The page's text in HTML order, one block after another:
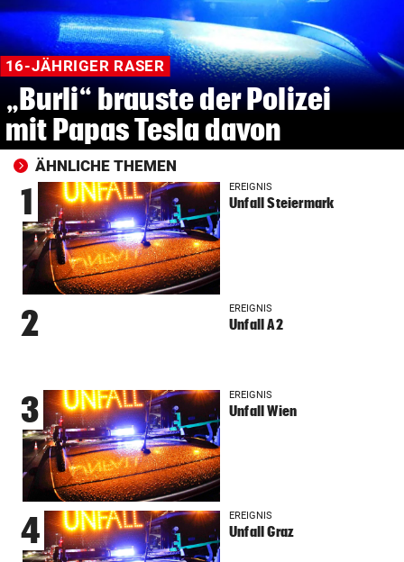
16-JÄHRIGER RASER
„Burli“ brauste der Polizei
mit Papas Tesla davon
ÄHNLICHE THEMEN
1 EREIGNIS
Unfall Steiermark
2 EREIGNIS
Unfall A2
3 EREIGNIS
Unfall Wien
4 EREIGNIS
Unfall Graz